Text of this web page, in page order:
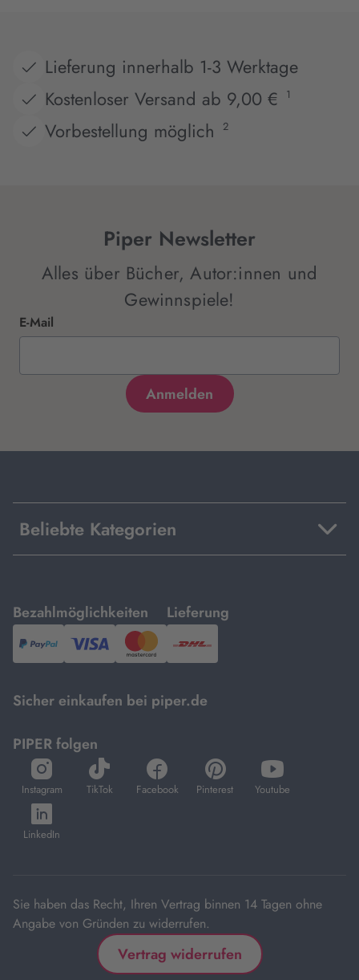
Lieferung innerhalb 1-3 Werktage
Kostenloser Versand ab 9,00 €
1
Vorbestellung möglich 2
Piper Newsletter
Alles über Bücher, Autor:innen und
Gewinnspiele!
E-Mail
Beliebte Kategorien
Bezahlmöglichkeiten
mit
PayPal,Visa
und
Lieferung
mit
DHL.
Sicher einkaufen bei piper.de
PIPER folgen
Instagram
öffnet
in
neuem
Tab
TikTok
öffnet
in
Facebook
öffnet
in
Pinterest
öffnet
in
Youtube
öffnet
in
LinkedIn
öffnet
in
Sie haben das Recht, Ihren Vertrag binnen 14 Tagen ohne
Angabe von Gründen zu widerrufen.
Vertrag widerrufen